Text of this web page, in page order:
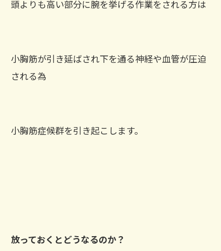
頭よりも高い部分に腕を挙げる作業をされる方は
小胸筋が引き延ばされ下を通る神経や血管が圧迫
される為
小胸筋症候群を引き起こします。
放っておくとどうなるのか？